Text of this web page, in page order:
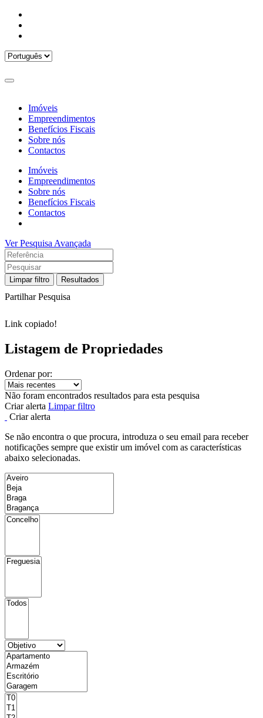
Imóveis
Empreendimentos
Benefícios Fiscais
Sobre nós
Contactos
Imóveis
Empreendimentos
Sobre nós
Benefícios Fiscais
Contactos
Ver Pesquisa Avançada
Limpar filtro Resultados
Partilhar Pesquisa
Link copiado!
Listagem de Propriedades
Ordenar por:
Não foram encontrados resultados para esta pesquisa
Criar alerta Limpar filtro
Criar alerta
Se não encontra o que procura, introduza o seu email para receber
notificações sempre que existir um imóvel com as características
abaixo selecionadas.